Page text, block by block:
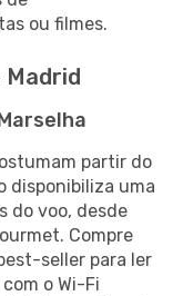
ou filmes.
partir do
disponibiliza uma
do voo, desde
Compre
seller para ler
o Wi-Fi